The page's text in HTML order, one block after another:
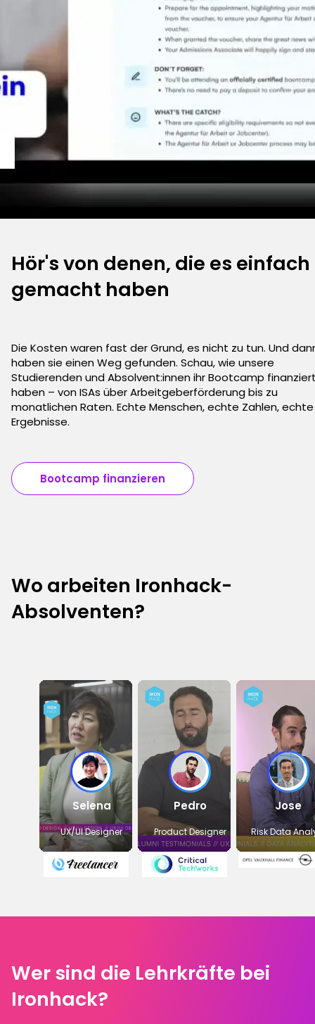
Hör's von denen, die es einfach
gemacht haben
Die Kosten waren fast der Grund, es nicht zu tun. Und
haben sie einen Weg gefunden. Schau, wie unsere
Studierenden und Absolvent:innen ihr Bootcamp
haben – von ISAs über Arbeitgeberförderung bis zu
monatlichen Raten. Echte Menschen, echte Zahlen, echte
Ergebnisse.
Bootcamp finanzieren
Wo arbeiten Ironhack-
Absolventen?
Selena
UX/UI Designer
Pedro
Product Designer
Jose
Risk Data
Wer sind die Lehrkräfte bei
Ironhack?